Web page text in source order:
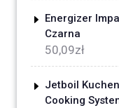
Energizer
Czarna
50,09zł
Jetboil
Cooking